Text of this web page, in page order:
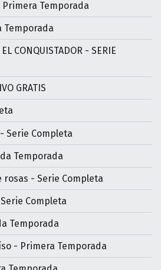
Primera Temporada
Temporada
CONQUISTADOR - SERIE
GRATIS
Serie Completa
Temporada
rosas - Serie Completa
Completa
Temporada
- Primera Temporada